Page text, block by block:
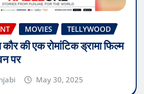
MOVIES TELLYWOOD
की एक रोमांटिक ड्रामा फिल्म
पर
May 30, 2025